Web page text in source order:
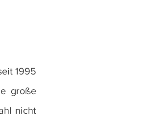
1995
große
nicht